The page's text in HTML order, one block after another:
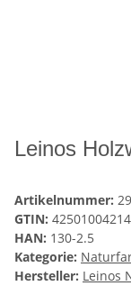
Leinos
Artikelnummer:
GTIN:
HAN: 130-2.5
Kategorie:
Hersteller: Leinos